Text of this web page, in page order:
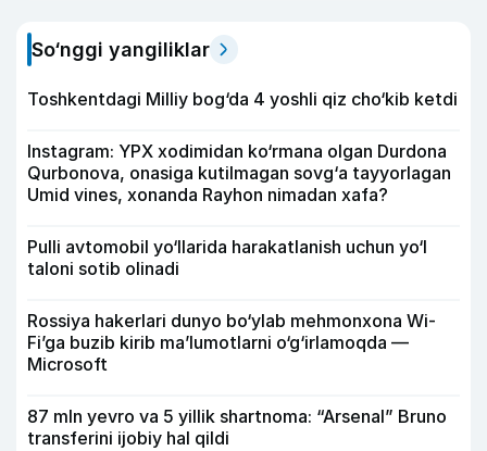
So‘nggi yangiliklar
Toshkentdagi Milliy bog‘da 4 yoshli qiz cho‘kib ketdi
Instagram: YPX xodimidan ko‘rmana olgan Durdona
Qurbonova, onasiga kutilmagan sovg‘a tayyorlagan
Umid vines, xonanda Rayhon nimadan xafa?
Pulli avtomobil yo‘llarida harakatlanish uchun yo‘l
taloni sotib olinadi
Rossiya hakerlari dunyo bo‘ylab mehmonxona Wi-
Fi’ga buzib kirib ma’lumotlarni o‘g‘irlamoqda —
Microsoft
87 mln yevro va 5 yillik shartnoma: “Arsenal” Bruno
transferini ijobiy hal qildi